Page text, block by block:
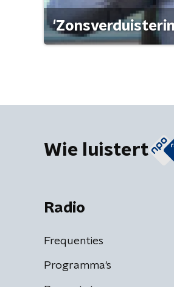
Wie luistert
Radio
Frequenties
Programma's